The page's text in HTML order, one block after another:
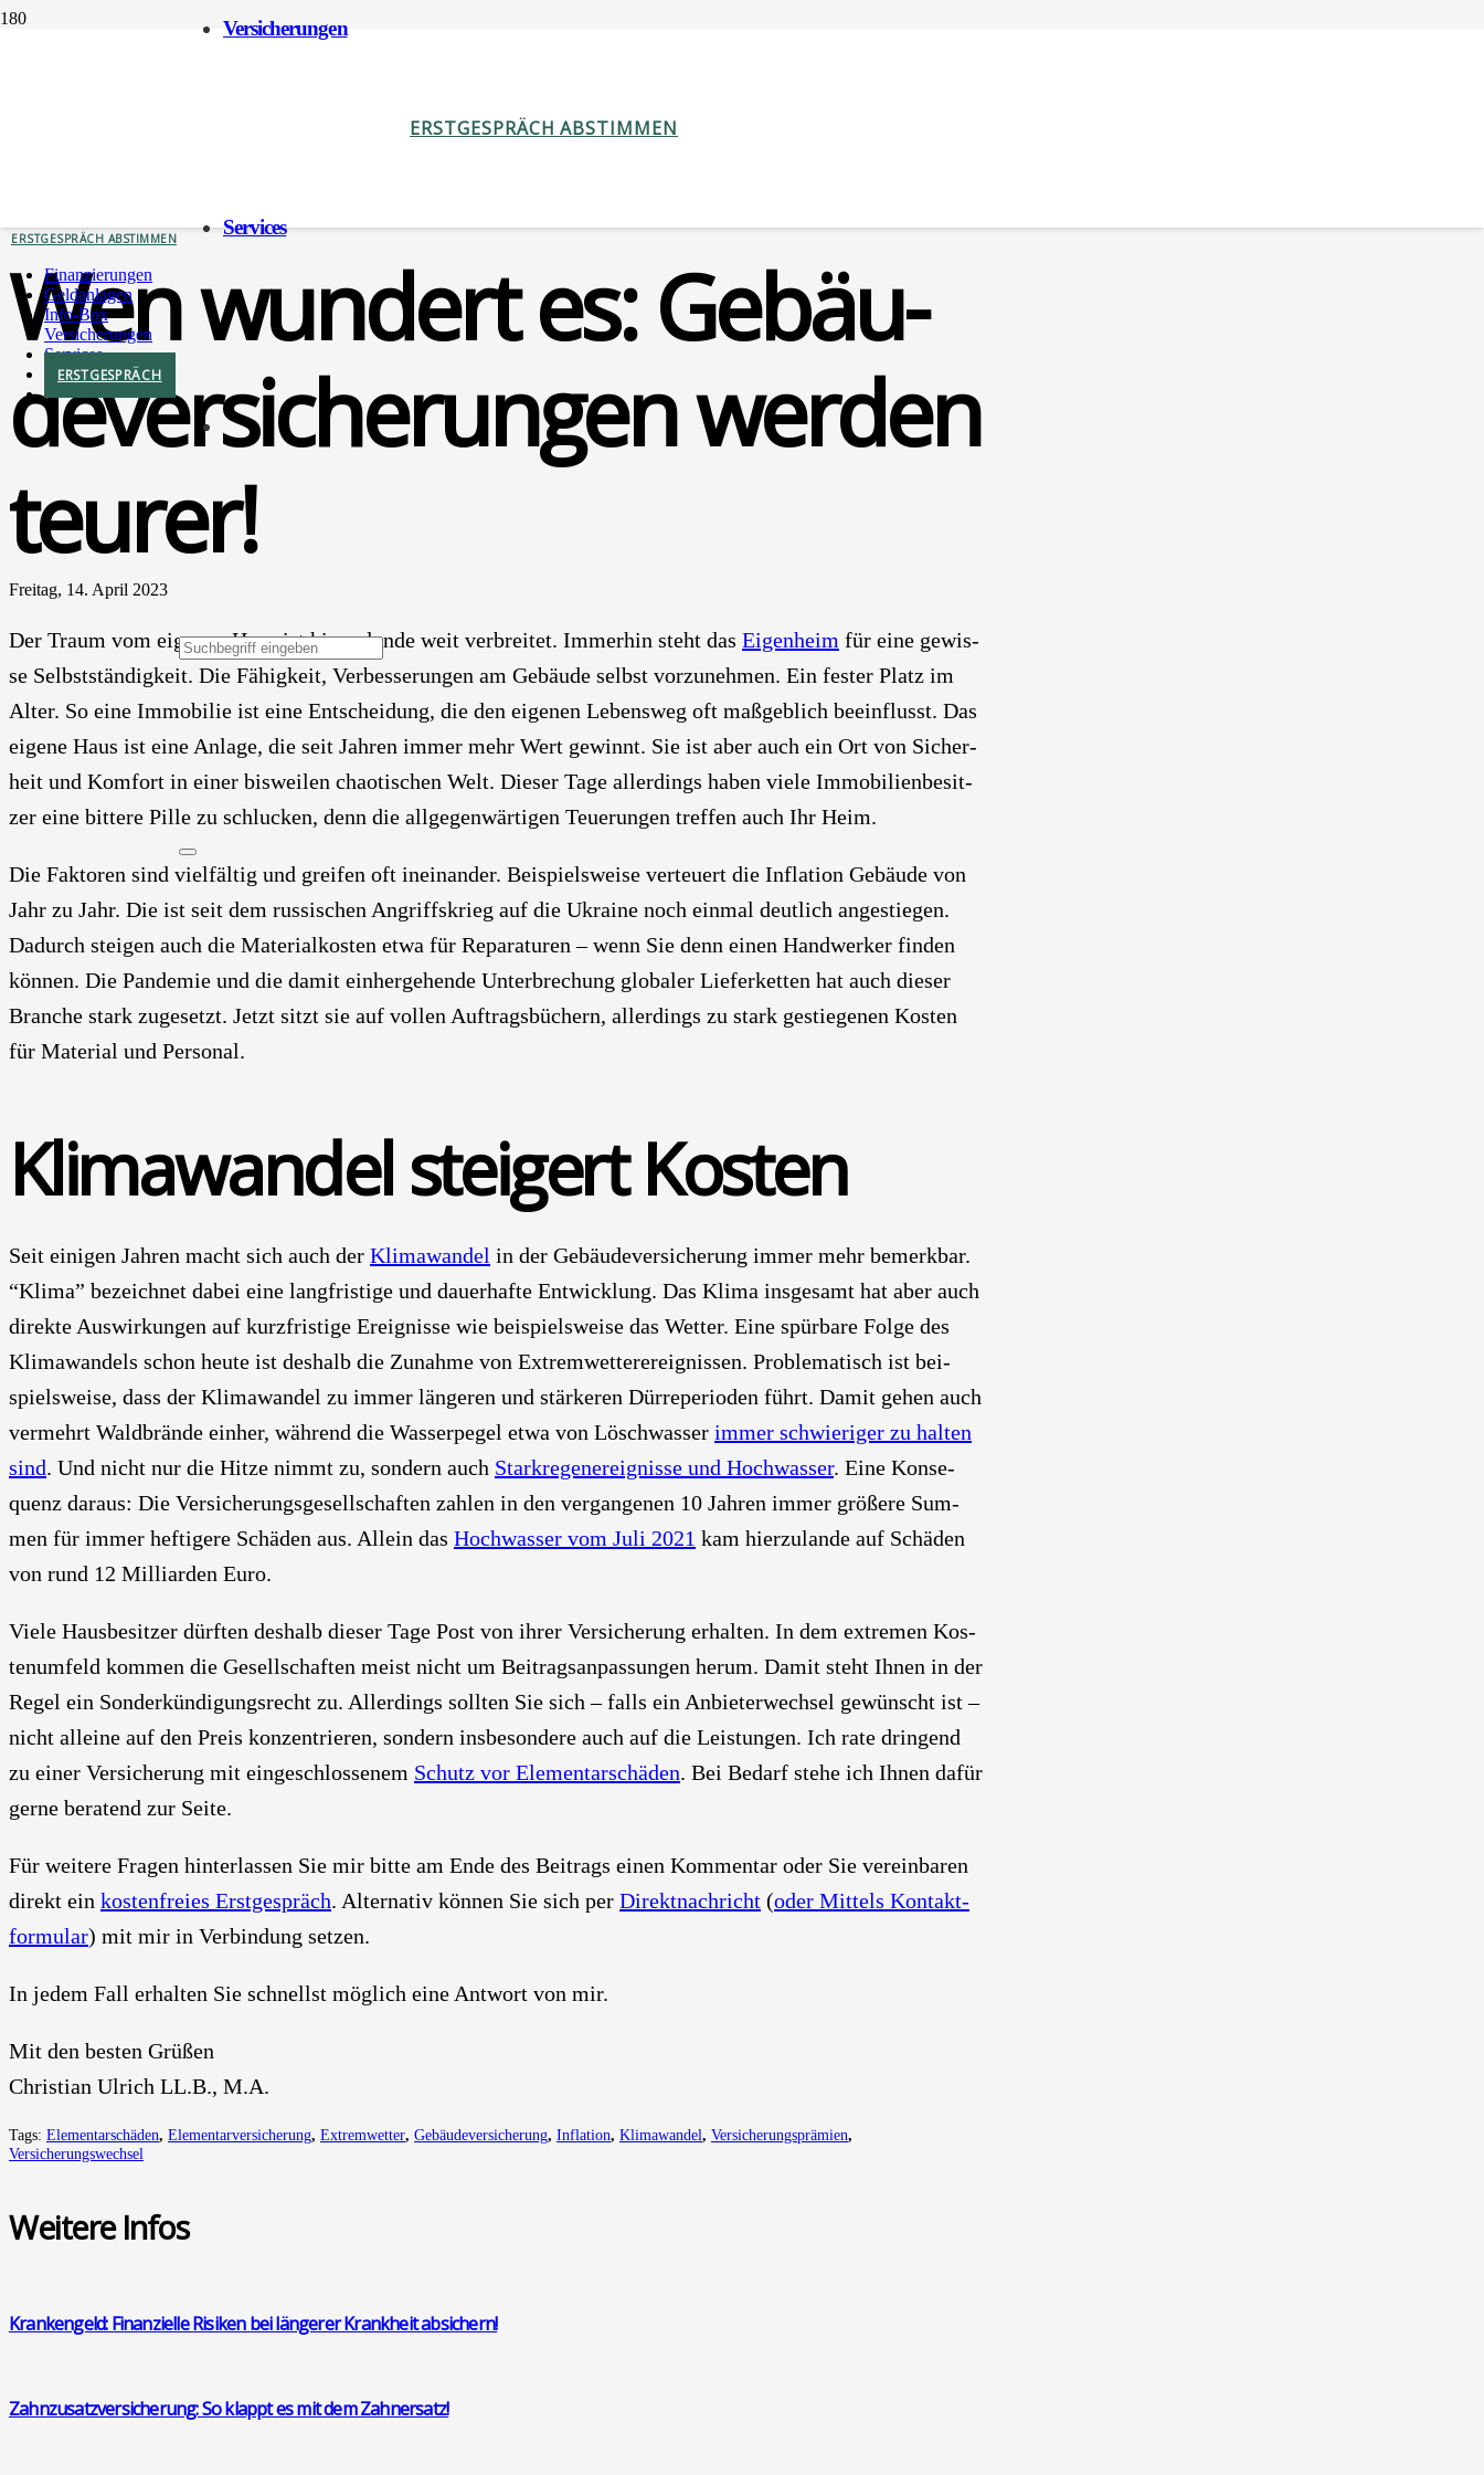
Ver­si­che­run­gen
Ser­vices
ERSTGESPRÄCH ABSTIMMEN
ERSTGESPRÄCH ABSTIMMEN
Finan­zie­run­gen
Geld­an­la­gen
Info-Box
Ver­si­che­run­gen
Ser­vices
ERST­GE­SPRÄCH
Wen wun­dert es: Gebäu­
de­ver­si­che­run­gen wer­den
teu­rer!
Freitag, 14. April 2023
Der Traum vom eige­nen Haus ist hier­zu­lan­de weit ver­brei­tet. Immer­hin steht das Eigen­heim für eine gewis­
se Selbst­stän­dig­keit. Die Fähig­keit, Ver­bes­se­run­gen am Gebäu­de selbst vor­zu­neh­men. Ein fes­ter Platz im
Alter. So eine Immo­bi­lie ist eine Ent­schei­dung, die den eige­nen Lebens­weg oft maß­geb­lich beein­flusst. Das
eige­ne Haus ist eine Anla­ge, die seit Jah­ren immer mehr Wert gewinnt. Sie ist aber auch ein Ort von Sicher­
heit und Kom­fort in einer bis­wei­len chao­ti­schen Welt. Die­ser Tage aller­dings haben vie­le Immo­bi­li­en­be­sit­
zer eine bit­te­re Pil­le zu schlu­cken, denn die all­ge­gen­wär­ti­gen Teue­run­gen tref­fen auch Ihr Heim.
Die Fak­to­ren sind viel­fäl­tig und grei­fen oft inein­an­der. Bei­spiels­wei­se ver­teu­ert die Infla­ti­on Gebäu­de von
Jahr zu Jahr. Die ist seit dem rus­si­schen Angriffs­krieg auf die Ukrai­ne noch ein­mal deut­lich ange­stie­gen.
Dadurch stei­gen auch die Mate­ri­al­kos­ten etwa für Repa­ra­tu­ren – wenn Sie denn einen Hand­wer­ker fin­den
kön­nen. Die Pan­de­mie und die damit ein­her­ge­hen­de Unter­bre­chung glo­ba­ler Lie­fer­ket­ten hat auch die­ser
Bran­che stark zuge­setzt. Jetzt sitzt sie auf vol­len Auf­trags­bü­chern, aller­dings zu stark gestie­ge­nen Kos­ten
für Mate­ri­al und Per­so­nal.
Kli­ma­wan­del stei­gert Kos­ten
Seit eini­gen Jah­ren macht sich auch der Kli­ma­wan­del in der Gebäu­de­ver­si­che­rung immer mehr bemerk­bar.
“Kli­ma” bezeich­net dabei eine lang­fris­ti­ge und dau­er­haf­te Ent­wick­lung. Das Kli­ma ins­ge­samt hat aber auch
direk­te Aus­wir­kun­gen auf kurz­fris­ti­ge Ereig­nis­se wie bei­spiels­wei­se das Wet­ter. Eine spür­ba­re Fol­ge des
Kli­ma­wan­dels schon heu­te ist des­halb die Zunah­me von Extrem­wet­ter­er­eig­nis­sen. Pro­ble­ma­tisch ist bei­
spiels­wei­se, dass der Kli­ma­wan­del zu immer län­ge­ren und stär­ke­ren Dür­re­pe­ri­oden führt. Damit gehen auch
ver­mehrt Wald­brän­de ein­her, wäh­rend die Was­ser­pe­gel etwa von Lösch­was­ser immer schwie­ri­ger zu hal­ten
sind. Und nicht nur die Hit­ze nimmt zu, son­dern auch Stark­re­gen­er­eig­nis­se und Hoch­was­ser. Eine Kon­se­
quenz dar­aus: Die Ver­si­che­rungs­ge­sell­schaf­ten zah­len in den ver­gan­ge­nen 10 Jah­ren immer grö­ße­re Sum­
men für immer hef­ti­ge­re Schä­den aus. Allein das Hoch­was­ser vom Juli 2021 kam hier­zu­lan­de auf Schä­den
von rund 12 Mil­li­ar­den Euro.
Vie­le Haus­be­sit­zer dürf­ten des­halb die­ser Tage Post von ihrer Ver­si­che­rung erhal­ten. In dem extre­men Kos­
ten­um­feld kom­men die Gesell­schaf­ten meist nicht um Bei­trags­an­pas­sun­gen her­um. Damit steht Ihnen in der
Regel ein Son­der­kün­di­gungs­recht zu. Aller­dings soll­ten Sie sich – falls ein Anbie­ter­wech­sel gewünscht ist –
nicht allei­ne auf den Preis kon­zen­trie­ren, son­dern ins­be­son­de­re auch auf die Leis­tun­gen. Ich rate drin­gend
zu einer Ver­si­che­rung mit ein­ge­schlos­se­nem Schutz vor Ele­men­tar­schä­den. Bei Bedarf ste­he ich Ihnen dafür
ger­ne bera­tend zur Sei­te.
Für wei­te­re Fra­gen hin­ter­las­sen Sie mir bit­te am Ende des Bei­trags einen Kom­men­tar oder Sie ver­ein­ba­ren
direkt ein kos­ten­frei­es Erst­ge­spräch. Alter­na­tiv kön­nen Sie sich per Direkt­nach­richt (oder Mit­tels Kon­takt­
for­mu­lar) mit mir in Ver­bin­dung set­zen.
In jedem Fall erhal­ten Sie schnellst mög­lich eine Ant­wort von mir.
Mit den bes­ten Grü­ßen
Chris­ti­an Ulrich LL.B., M.A.
Tags: Elementarschäden, Elementarversicherung, Extremwetter, Gebäudeversicherung, Inflation, Klimawandel, Versicherungsprämien,
Versicherungswechsel
Wei­te­re Infos
Kran­ken­geld: Finan­zi­el­le Risi­ken bei län­ge­rer Krank­heit absi­chern!
Zahn­zu­satz­ver­si­che­rung: So klappt es mit dem Zahn­ersatz!